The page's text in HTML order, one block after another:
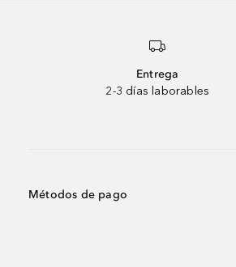
Entrega
2-3 días laborables
Métodos de pago